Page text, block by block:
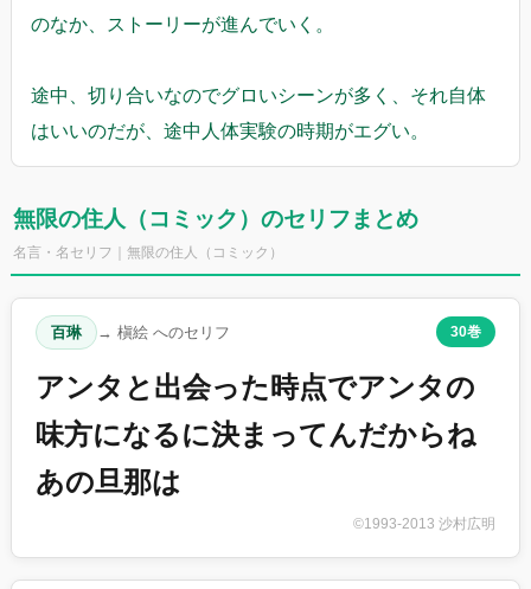
のなか、ストーリーが進んでいく。
途中、切り合いなのでグロいシーンが多く、それ自体
はいいのだが、途中人体実験の時期がエグい。
無限の住人（コミック）のセリフまとめ
名言・名セリフ｜無限の住人（コミック）
百琳 → 槇絵 へのセリフ 30巻
アンタと出会った時点でアンタの
味方になるに決まってんだからね
あの旦那は
©1993-2013 沙村広明